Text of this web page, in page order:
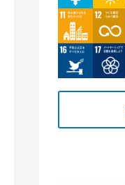
Image Image
Image Image